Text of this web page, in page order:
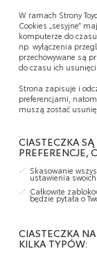
W ramach Strony
Cookies „sesyjne”
komputerze do
np. wyłączenia
przechowywane są
do czasu ich
Strona zapisuje i
preferencjami,
muszą zostać
CIASTECZKA
PREFERENCJE,
Skasowanie
ustawienia
Całkowite
będzie pytała o
CIASTECZKA
KILKA TYPÓW: